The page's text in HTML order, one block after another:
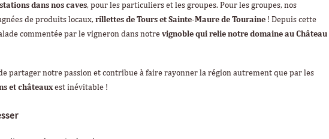
dans nos caves, pour les particuliers et les groupes. Pour les groupes, nos
de produits locaux, rillettes de Tours et Sainte-Maure de Touraine ! Depuis cette
commentée par le vigneron dans notre vignoble qui relie notre domaine au Château
partager notre passion et contribue à faire rayonner la région autrement que par les
et châteauxest inévitable !